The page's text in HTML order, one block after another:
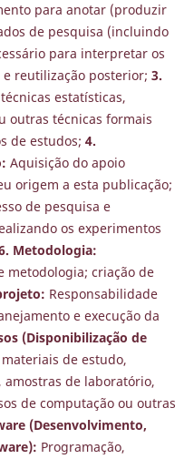
para anotar (produzir
de pesquisa (incluindo
para interpretar os
reutilização posterior; 3.
estatísticas,
outras técnicas formais
de estudos; 4.
Aquisição do apoio
origem a esta publicação;
de pesquisa e
os experimentos
Metodologia:
metodologia; criação de
Responsabilidade
e execução da
(Disponibilização de
de estudo,
de laboratório,
de computação ou outras
(Desenvolvimento,
Programação,